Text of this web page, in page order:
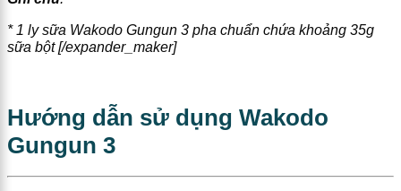
* 1 ly sữa Wakodo Gungun 3 pha chuẩn chứa khoảng 35g
sữa bột[/expander_maker]
Hướng dẫn sử dụng Wakodo
Gungun 3